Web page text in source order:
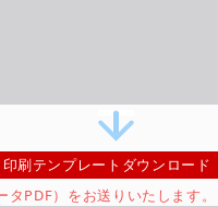
印刷テンプレートダウンロード
PDF）をお送りいたします。